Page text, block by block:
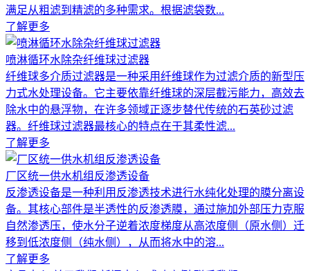
满足从粗滤到精滤的多种需求。根据滤袋数...
了解更多
喷淋循环水除杂纤维球过滤器
纤维球多介质过滤器是一种采用纤维球作为过滤介质的新型压
力式水处理设备。它主要依靠纤维球的深层截污能力，高效去
除水中的悬浮物，在许多领域正逐步替代传统的石英砂过滤
器。纤维球过滤器最核心的特点在于其柔性滤...
了解更多
厂区统一供水机组反渗透设备
反渗透设备是一种利用反渗透技术进行水纯化处理的膜分离设
备。其核心部件是半透性的反渗透膜，通过施加外部压力克服
自然渗透压，使水分子逆着浓度梯度从高浓度侧（原水侧）迁
移到低浓度侧（纯水侧），从而将水中的溶...
了解更多